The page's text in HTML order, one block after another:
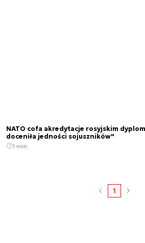
NATO cofa akredytacje rosyjskim
doceniła jedności sojuszników"
1 min.
1